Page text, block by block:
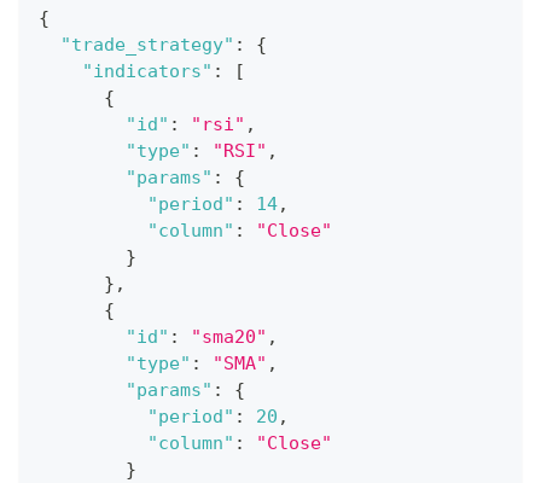
{
"trade_strategy" :
{
"indicators" :
[
{
"id" : "rsi" ,
"type" : "RSI" ,
"params" :
{
"period" : 14,
"column" :
"Close"
}
} ,
{
"id" : "sma20" ,
"type" : "SMA" ,
"params" :
{
"period" : 20 ,
"column" :
"Close"
}